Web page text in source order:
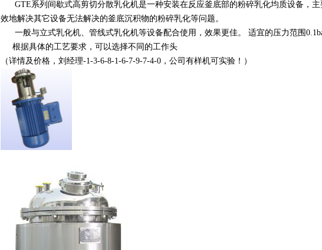
GTE系列间歇式高剪切分散乳化机是一种安装在反应釜底部的粉碎乳化均质设备，
效地解决其它设备无法解决的釜底沉积物的粉碎乳化等问题。
一般与立式乳化机、管线式乳化机等设备配合使用，效果更佳。 适宜的压力范围
根据具体的工艺要求，可以选择不同的工作头
（详情及价格，刘经理-1-3-6-8-1-6-7-9-7-4-0，公司有样机可实验！）